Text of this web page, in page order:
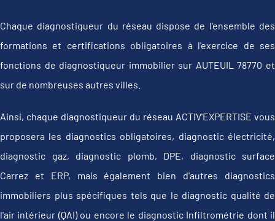
Chaque diagnostiqueur du réseau dispose de l'ensemble des
formations et certifications obligatoires à l'exercice de ses
fonctions de diagnostiqueur immobilier sur AUTEUIL 78770 et
sur de nombreuses autres villes.
Ainsi, chaque diagnostiqueur du réseau ACTIV'EXPERTISE vous
proposera les diagnostics obligatoires, diagnostic électricité,
diagnostic gaz, diagnostic plomb, DPE, diagnostic surface
Carrez et ERP, mais également bien d'autres diagnostics
immobiliers plus spécifiques tels que le diagnostic qualité de
l'air intérieur (QAI) ou encore le diagnostic Infiltrométrie dont il